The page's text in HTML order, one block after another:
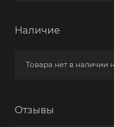
Наличие
Товара нет в наличии
Отзывы